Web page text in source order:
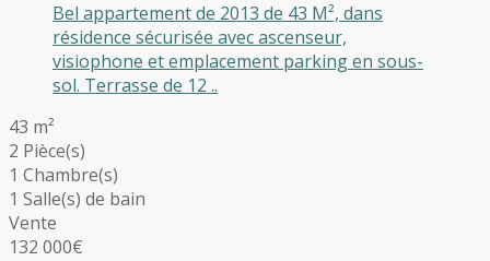
Bel appartement de 2013 de 43 M², dans
résidence sécurisée avec ascenseur,
visiophone et emplacement parking en sous-
sol. Terrasse de 12 ..
43 m²
2 Pièce(s)
1 Chambre(s)
1 Salle(s) de bain
Vente
132 000€